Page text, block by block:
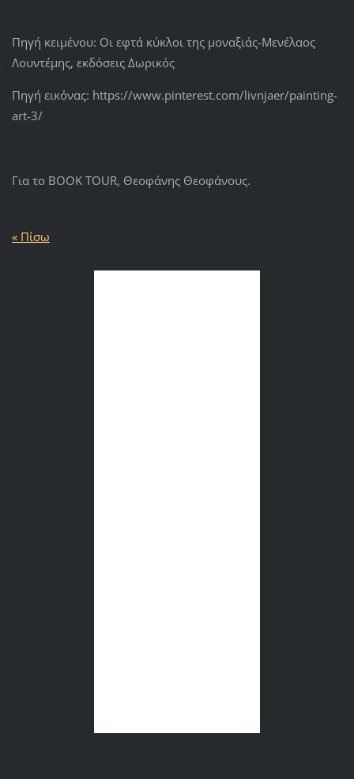
Πηγή κειμένου: Οι εφτά κύκλοι της μοναξιάς-Μενέλαος
Λουντέμης, εκδόσεις Δωρικός
Πηγή εικόνας: https://www.pinterest.com/livnjaer/painting-
art-3/
Για το BOOK TOUR, Θεοφάνης Θεοφάνους.
« Πίσω